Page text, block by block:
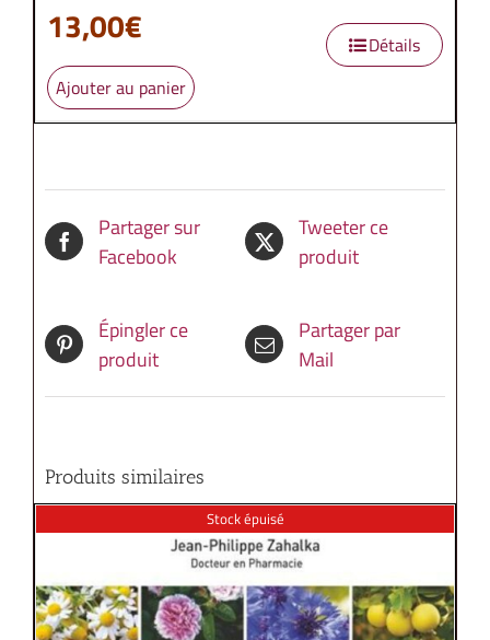
13,00€
Ajouter au panier
Détails
Partager sur
Facebook
Tweeter ce
produit
Épingler ce
produit
Partager par
Mail
Produits similaires
Stock épuisé